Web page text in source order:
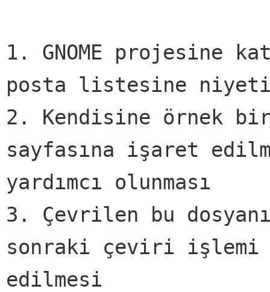
1. GNOME projesine
posta listesine
2. Kendisine örnek
sayfasına işaret
yardımcı olunması
3. Çevrilen bu
sonraki çeviri
edilmesi